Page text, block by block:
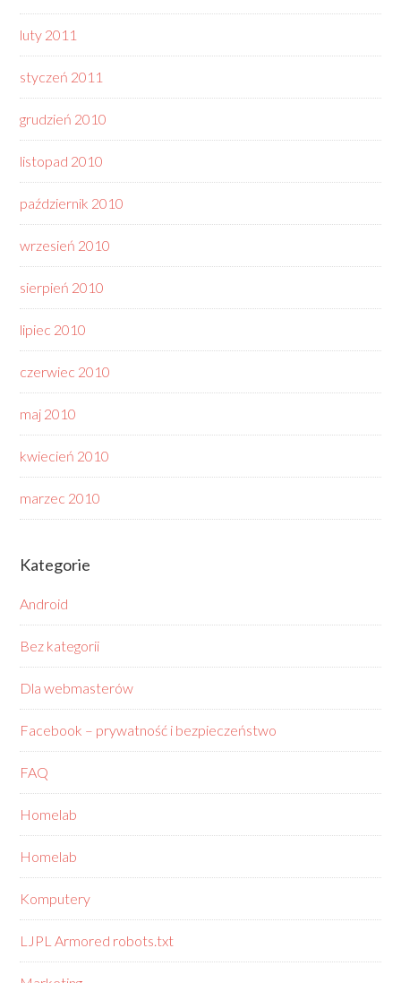
luty 2011
styczeń 2011
grudzień 2010
listopad 2010
październik 2010
wrzesień 2010
sierpień 2010
lipiec 2010
czerwiec 2010
maj 2010
kwiecień 2010
marzec 2010
Kategorie
Android
Bez kategorii
Dla webmasterów
Facebook – prywatność i bezpieczeństwo
FAQ
Homelab
Homelab
Komputery
LJPL Armored robots.txt